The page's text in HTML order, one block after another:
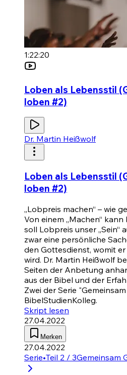
1:22:20
Loben als Lebensstil
loben #2)
Dr. Martin Heißwolf
Loben als Lebensstil
loben #2)
„Lobpreis machen“ – wie
Von einem „Machen“
soll Lobpreis unser „Sein“
zwar eine persönliche
den Gottesdienst, womit
wird. Dr. Martin Heißwolf
Seiten der Anbetung
aus der Bibel und der
Zwei der Serie
BibelStudienKolleg.
Skript lesen
27.04.2022
Merken
27.04.2022
Serie•Teil 2 / 3Gemeinsam